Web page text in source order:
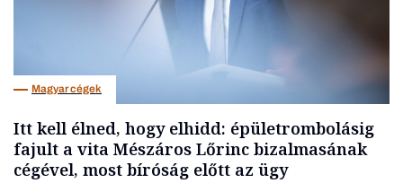
Magyar cégek
Itt kell élned, hogy elhidd: épületrombolásig
fajult a vita Mészáros Lőrinc bizalmasának
cégével, most bíróság előtt az ügy